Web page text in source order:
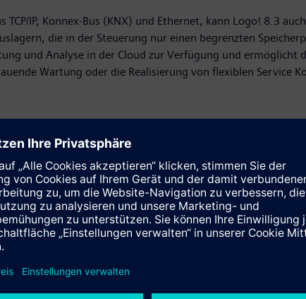
IP, Konnex-Bus (KNX) und Ethernet, kann Logo! 8.3
die in der Steuerung nur einen begrenzten
und Analyse in der Cloud zur Verfügung und ermöglicht
Wartung oder die Realisierung von flexiblen Service
einfach realisiert werden – und das bereits seit 20
– made by Siemens“ in den Markt eingeführt. Es
lösen. Zudem sollte Logo! an die Stelle der
Stromstoßrelais und Zähler ermöglichen.
Speicherkapazität ausgestattet, verfügt die heute
ist mittlerweile selbstverständlich, so dass die
mit Steuerungen wie Simatic. Logo! ist
spart Platz im Schaltschrank und übernimmt
controller)-Regelung und Data-Logging lassen sich